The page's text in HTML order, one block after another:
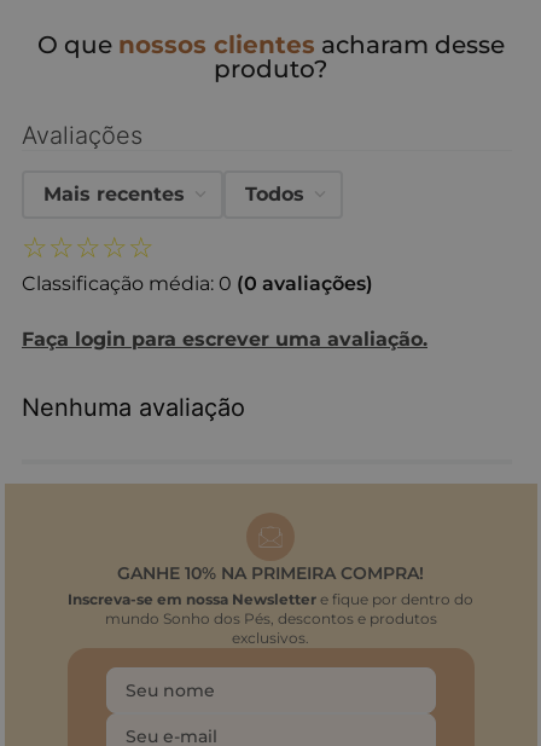
O que nossos clientes acharam desse
produto?
Avaliações
☆☆☆☆☆
Classificação média: 0 (0 avaliações)
Faça login para escrever uma avaliação.
Mais recentes Todos
Nenhuma avaliação
GANHE 10% NA PRIMEIRA COMPRA!
Inscreva-se em nossa Newsletter e fique por dentro do
mundo Sonho dos Pés, descontos e produtos
exclusivos.